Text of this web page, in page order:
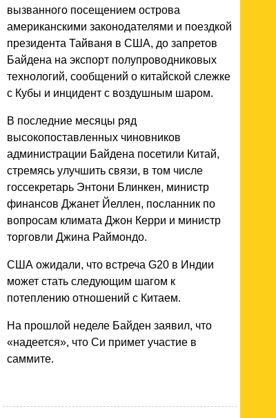
вызванного посещением острова
американскими законодателями и поездкой
президента Тайваня в США, до запретов
Байдена на экспорт полупроводниковых
технологий, сообщений о китайской слежке
с Кубы и инцидент с воздушным шаром.
В последние месяцы ряд
высокопоставленных чиновников
администрации Байдена посетили Китай,
стремясь улучшить связи, в том числе
госсекретарь Энтони Блинкен, министр
финансов Джанет Йеллен, посланник по
вопросам климата Джон Керри и министр
торговли Джина Раймондо.
США ожидали, что встреча G20 в Индии
может стать следующим шагом к
потеплению отношений с Китаем.
На прошлой неделе Байден заявил, что
«надеется», что Си примет участие в
саммите.